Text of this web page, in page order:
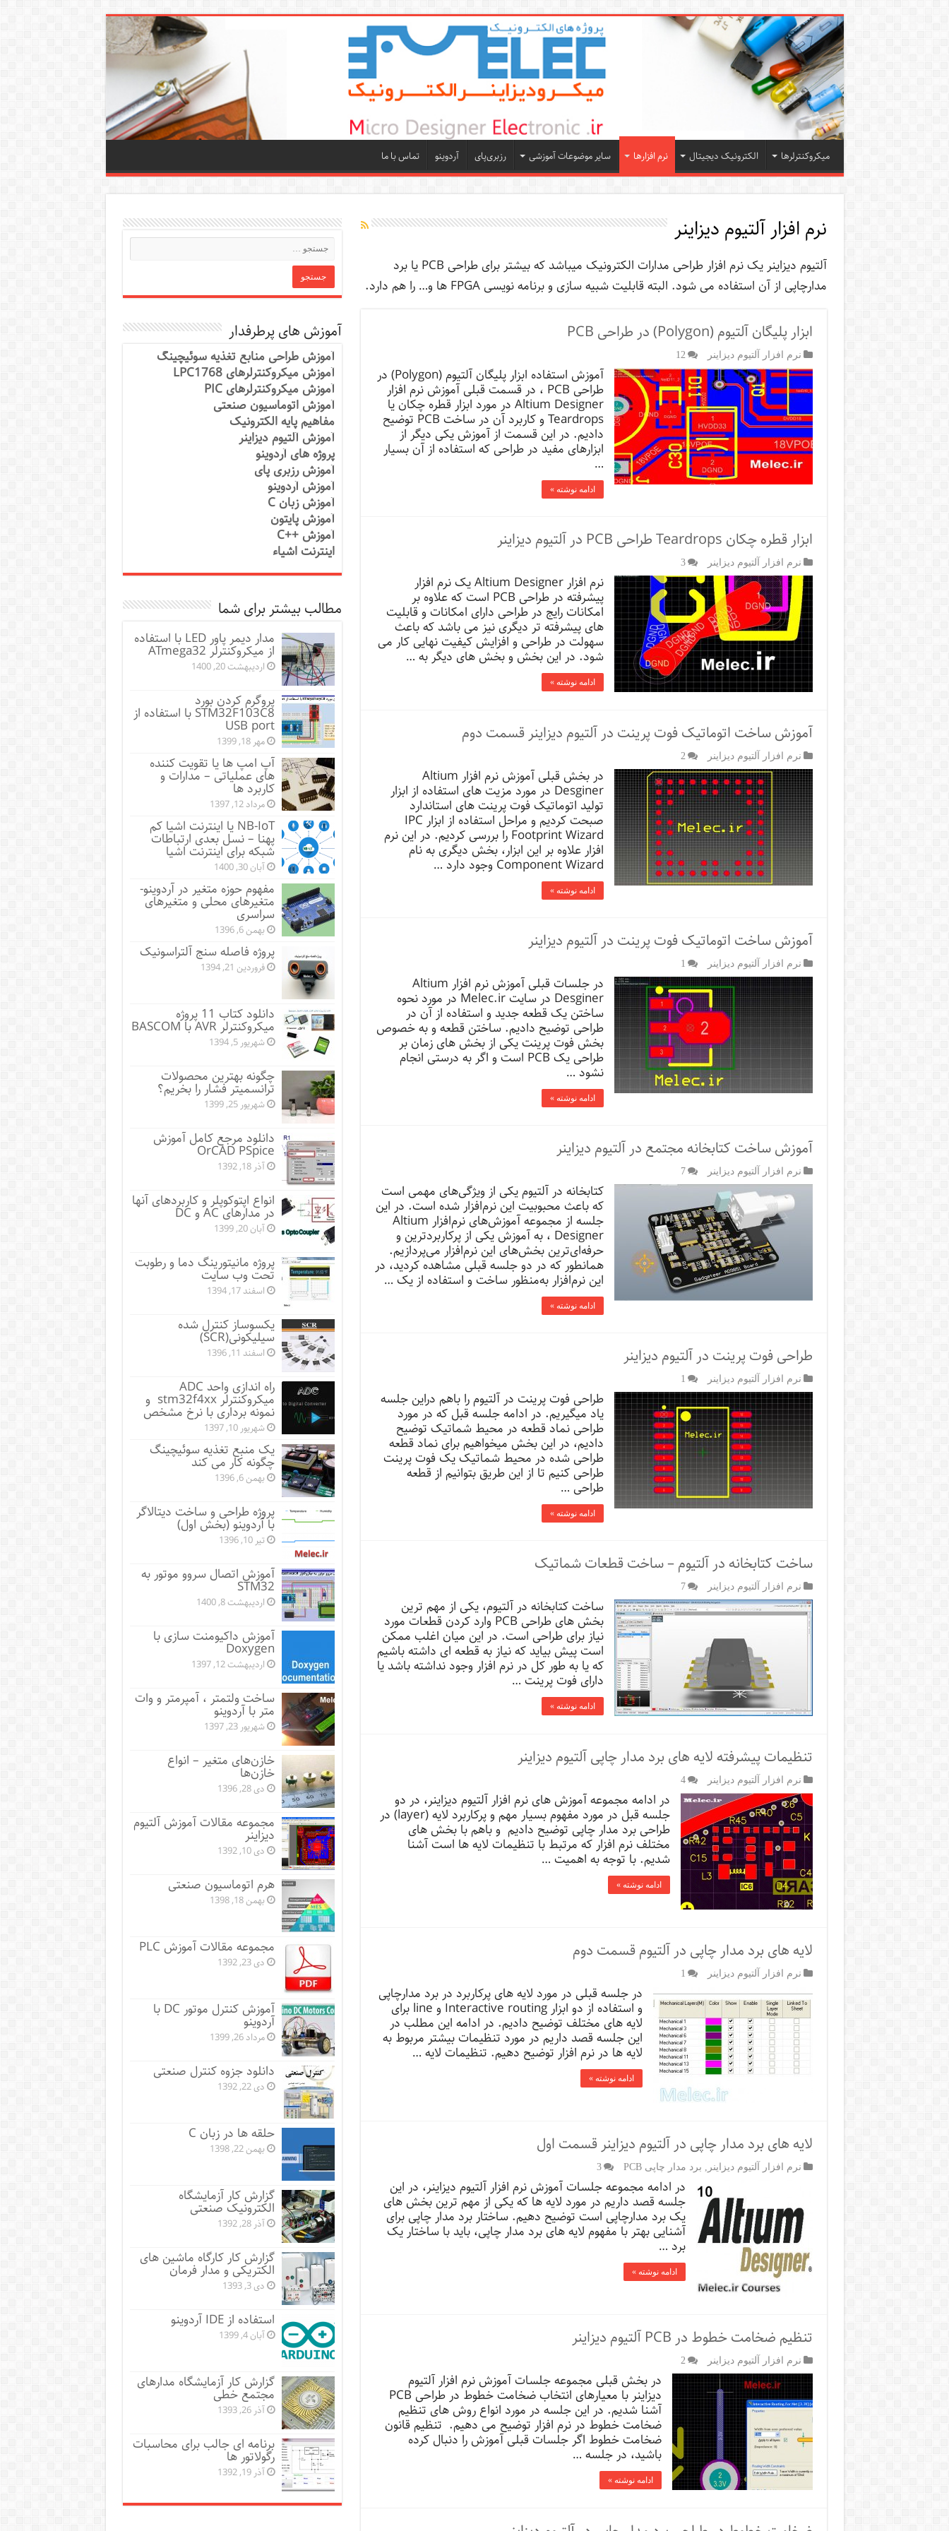
میکروکنترلرها الکترونیک دیجیتال نرم افزارها سایر موضوعات آموزشی رزبری‌پای آردوینو تماس با ما
نرم افزار آلتیوم دیزاینر
آلتیوم دیزاینر یک نرم افزار طراحی مدارات الکترونیک میباشد که بیشتر برای طراحی PCB یا برد
مدارچاپی از آن استفاده می شود. البته قابلیت شبیه سازی و برنامه نویسی FPGA ها و… را هم دارد.
ابزار پلیگان آلتیوم (Polygon) در طراحی PCB
نرم افزار آلتیوم دیزاینر 12
آموزش استفاده ابزار پلیگان آلتیوم (Polygon) در
طراحی PCB ، در قسمت قبلی آموزش نرم افزار
Altium Designer در مورد ابزار قطره چکان یا
Teardrops و کاربرد آن در ساخت PCB توضیح
دادیم. در این قسمت از آموزش یکی دیگر از
ابزارهای مفید در طراحی که استفاده از آن بسیار
…
ادامه نوشته »
ابزار قطره چکان Teardrops طراحی PCB در آلتیوم دیزاینر
نرم افزار آلتیوم دیزاینر 3
نرم افزار Altium Designer یک نرم افزار
پیشرفته در طراحی PCB است که علاوه بر
امکانات رایج در طراحی دارای امکانات و قابلیت
های پیشرفته تر دیگری نیز می باشد که باعث
سهولت در طراحی و افزایش کیفیت نهایی کار می
شود. در این بخش و بخش های دیگر به …
ادامه نوشته »
آموزش ساخت اتوماتیک فوت پرینت در آلتیوم دیزاینر قسمت دوم
نرم افزار آلتیوم دیزاینر 2
در بخش قبلی آموزش نرم افزار Altium
Desginer در مورد مزیت های استفاده از ابزار
تولید اتوماتیک فوت پرینت های استاندارد
صبحت کردیم و مراحل استفاده از ابزار IPC
Footprint Wizard را بررسی کردیم. در این نرم
افزار علاوه بر این ابزار، بخش دیگری به نام
Component Wizard وجود دارد …
ادامه نوشته »
آموزش ساخت اتوماتیک فوت پرینت در آلتیوم دیزاینر
نرم افزار آلتیوم دیزاینر 1
در جلسات قبلی آموزش نرم افزار Altium
Desginer در سایت Melec.ir در مورد نحوه
ساختن یک قطعه جدید و استفاده از آن در
طراحی توضیح دادیم. ساختن قطعه و به خصوص
بخش فوت پرینت یکی از بخش های زمان بر
طراحی یک PCB است و اگر به درستی انجام
نشود …
ادامه نوشته »
آموزش ساخت کتابخانه مجتمع در آلتیوم دیزاینر
نرم افزار آلتیوم دیزاینر 7
کتابخانه در آلتیوم یکی از ویژگی‌های مهمی است
که باعث محبوبیت این نرم‌افزار شده است. در این
جلسه از مجموعه‌ آموزش‌های نرم‌افزار Altium
Designer ، به آموزش یکی از پرکاربردترین و
حرفه‌ای‌ترین بخش‌های این نرم‌افزار می‌پردازیم.
همانطور که در دو جلسه قبلی مشاهده کردید، در
این نرم‌افزار به‌منظور ساخت و استفاده از یک …
ادامه نوشته »
طراحی فوت پرینت در آلتیوم دیزاینر
نرم افزار آلتیوم دیزاینر 1
طراحی فوت پرینت در آلتیوم را باهم دراین جلسه
یاد میگیریم. در ادامه جلسه قبل که در مورد
طراحی نماد قطعه در محیط شماتیک توضیح
دادیم، در این بخش میخواهیم برای نماد قطعه
طراحی شده در محیط شماتیک یک فوت پرینت
طراحی کنیم تا از این طریق بتوانیم از قطعه
طراحی …
ادامه نوشته »
ساخت کتابخانه در آلتیوم – ساخت قطعات شماتیک
نرم افزار آلتیوم دیزاینر 7
ساخت کتابخانه در آلتیوم، یکی از مهم ترین
بخش های طراحی PCB وارد کردن قطعات مورد
نیاز برای طراحی است. در این میان اغلب ممکن
است پیش بیاید که نیاز به قطعه ای داشته باشیم
که یا به طور کل در نرم افزار وجود نداشته باشد یا
دارای فوت پرینت …
ادامه نوشته »
تنظیمات پیشرفته لایه های برد مدار چاپی آلتیوم دیزاینر
نرم افزار آلتیوم دیزاینر 4
در ادامه مجموعه آموزش های نرم افزار آلتیوم دیزاینر، در دو
جلسه قبل در مورد مفهوم بسیار مهم و پرکاربرد لایه (layer) در
طراحی برد مدار چاپی توضیح دادیم و باهم با بخش های
مختلف نرم افزار که مرتبط با تنظیمات لایه ها است آشنا
شدیم. با توجه به اهمیت …
ادامه نوشته »
لایه های برد مدار چاپی در آلتیوم قسمت دوم
نرم افزار آلتیوم دیزاینر 1
در جلسه قبلی در مورد لایه های پرکاربرد در برد مدارچاپی
و استفاده از دو ابزار Interactive routing و line برای
لایه های مختلف توضیح دادیم. در ادامه این مطلب در
این جلسه قصد داریم در مورد تنظیمات بیشتر مربوط به
لایه ها در نرم افزار توضیح دهیم. تنظیمات لایه …
ادامه نوشته »
لایه های برد مدار چاپی در آلتیوم دیزاینر قسمت اول
نرم افزار آلتیوم دیزاینر برد مدار چاپی PCB 3
در ادامه مجموعه جلسات آموزش نرم افزار آلتیوم دیزاینر، در این
جلسه قصد داریم در مورد لایه ها که یکی از مهم ترین بخش های
یک برد مدارچاپی است توضیح دهیم. ساختار برد مدار چاپی برای
آشنایی بهتر با مفهوم لایه های برد مدار چاپی، باید با ساختار یک
برد …
ادامه نوشته »
تنظیم ضخامت خطوط در PCB آلتیوم دیزاینر
نرم افزار آلتیوم دیزاینر 2
در بخش قبلی مجموعه جلسات آموزش نرم افزار آلتیوم
دیزاینر با معیارهای انتخاب ضخامت خطوط در طراحی PCB
آشنا شدیم. در این جلسه در مورد انواع روش های تنظیم
ضخامت خطوط در نرم افزار توضیح می دهیم. تنظیم قانون
ضخامت خطوط اگر جلسات قبلی آموزش را دنبال کرده
باشید، در جلسه …
ادامه نوشته »
آموزش های پرطرفدار
آموزش طراحی منابع تغذیه سوئیچینگ
آموزش میکروکنترلرهای LPC1768
آموزش میکروکنترلرهای PIC
آموزش اتوماسیون صنعتی
مفاهیم پایه الکترونیک
آموزش آلتیوم دیزاینر
پروژه های آردوینو
آموزش رزبری پای
آموزش آردوینو
آموزش زبان C
آموزش پایتون
آموزش ++C
اینترنت اشیاء
مطالب بیشتر برای شما
مدار دیمر پاور LED با استفاده
از میکروکنترلر ATmega32
اردیبهشت 20, 1400
پروگرم کردن بورد
STM32F103C8 با استفاده از
USB port
مهر 18, 1399
آپ امپ ها یا تقویت کننده
های عملیاتی – مدارات و
کاربرد ها
مرداد 12, 1397
NB-IoT یا اینترنت اشیا کم
پهنا – نسل بعدی ارتباطات
شبکه برای اینترنت اشیا
آبان 30, 1400
مفهوم حوزه متغیر در آردوینو-
متغیرهای محلی و متغیرهای
سراسری
بهمن 6, 1396
پروژه فاصله سنج آلتراسونیک
فروردین 21, 1394
دانلود کتاب 11 پروژه
میکروکنترلر AVR با BASCOM
شهریور 5, 1394
چگونه بهترین محصولات
ترانسمیتر فشار را بخریم؟
شهریور 25, 1399
دانلود مرجع کامل آموزش
OrCAD PSpice
آذر 18, 1392
انواع اپتوکوپلر و کاربردهای آنها
در مدارهای AC و DC
آبان 20, 1399
پروژه مانيتورينگ دما و رطوبت
تحت وب سایت
اسفند 17, 1394
یکسوساز کنترل شده
سیلیکونی(SCR)
اسفند 11, 1396
راه اندازی واحد ADC
میکروکنترلر stm32f4xx و
نمونه برداری با نرخ مشخص
شهریور 10, 1397
یک منبع تغذیه سوئیچینگ
چگونه کار می کند
بهمن 6, 1396
پروژه طراحی و ساخت دیتالاگر
با آردوینو (بخش اول)
تیر 10, 1396
آموزش اتصال سروو موتور به
STM32
اردیبهشت 8, 1400
آموزش داکیومنت سازی با
Doxygen
اردیبهشت 12, 1397
ساخت ولتمتر ، آمپرمتر و وات
متر با آردوینو
شهریور 23, 1397
خازن‌های متغیر – انواع
خازن‌ها
دی 28, 1396
مجموعه مقالات آموزش آلتیوم
دیزاینر
دی 10, 1392
هرم اتوماسیون صنعتی
بهمن 18, 1398
مجموعه مقالات آموزش PLC
دی 23, 1392
آموزش کنترل موتور DC با
آردوینو
مرداد 26, 1399
دانلود جزوه کنترل صنعتی
دی 22, 1392
حلقه ها در زبان C
بهمن 22, 1398
گزارش کار آزمایشگاه
الکترونیک صنعتی
آذر 28, 1392
گزارش کار کارگاه ماشین های
الکتریکی و مدار فرمان
دی 3, 1393
استفاده از IDE آردوینو
آبان 4, 1399
گزارش کار آزمایشگاه مدارهای
مجتمع خطی
آذر 26, 1393
برنامه ای جالب برای محاسبات
رگولاتور ها
آذر 19, 1392